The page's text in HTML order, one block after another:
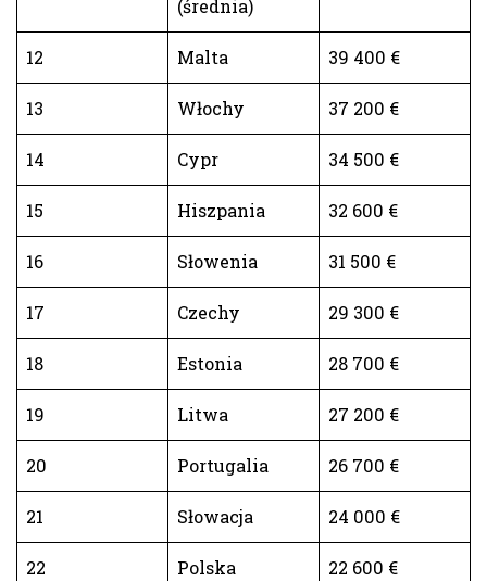
(średnia)
12 Malta 39 400 €
13 Włochy 37 200 €
14 Cypr 34 500 €
15 Hiszpania 32 600 €
16 Słowenia 31 500 €
17 Czechy 29 300 €
18 Estonia 28 700 €
19 Litwa 27 200 €
20 Portugalia 26 700 €
21 Słowacja 24 000 €
22 Polska 22 600 €